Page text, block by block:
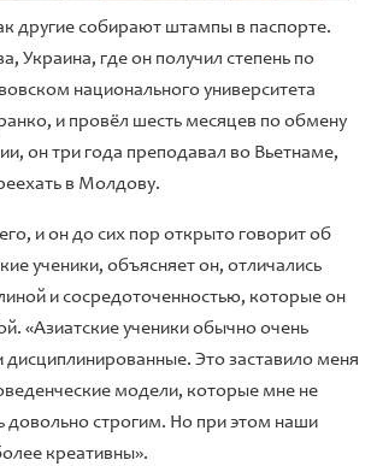
другие собирают штампы в паспорте.
Украина, где он получил степень по
национального университета
и провёл шесть месяцев по обмену
он три года преподавал во Вьетнаме,
в Молдову.
и он до сих пор открыто говорит об
ученики, объясняет он, отличались
и сосредоточенностью, которые он
«Азиатские ученики обычно очень
дисциплинированные. Это заставило меня
модели, которые мне не
довольно строгим. Но при этом наши
креативны».